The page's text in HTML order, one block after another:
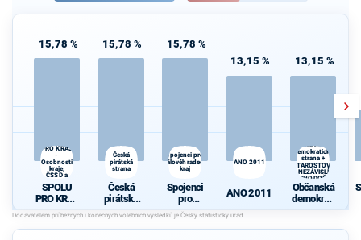
15,78 %
PRO KRAJ
-
Osobnosti
kraje,
ČSSD a
SPOLU
PRO KRAJ
-
Osobnosti
kraje,
15,78 %
Česká
pirátská
strana
Česká
pirátská
strana
15,78 %
Spojenci pro
Královéhradecký
kraj
Spojenci
pro
Královéhra
decký kraj
13,15 %
ANO 2011
ANO 2011
13,15 %
Občanská
demokratická
strana +
STAROSTOVÉ
A NEZÁVISLÍ a
VÝCHODOČEŠI
Občanská
demokrati
cká strana
STAROST